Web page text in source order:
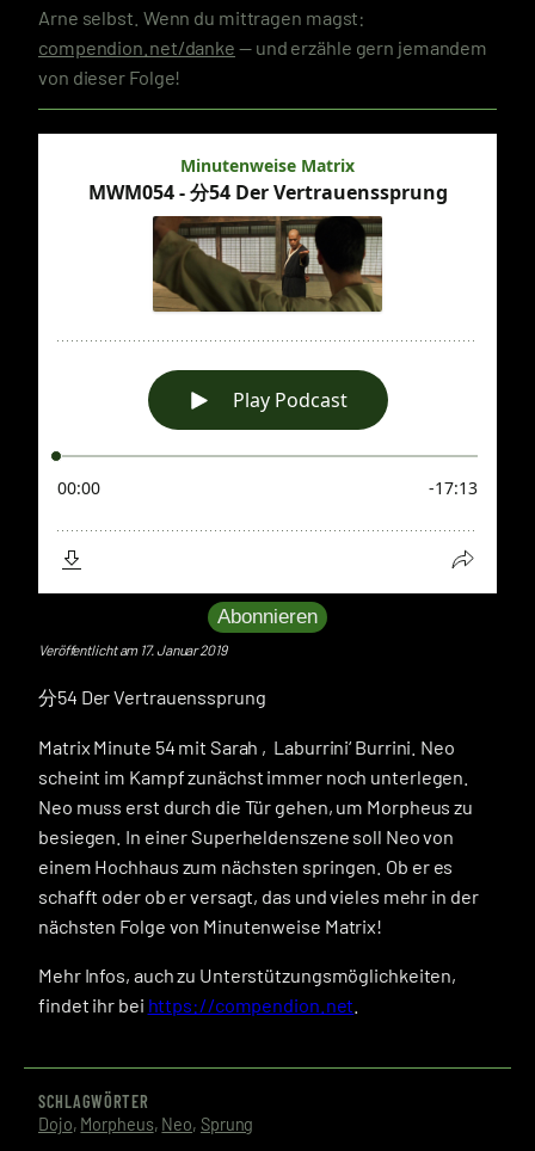
Arne selbst. Wenn du mittragen magst:
compendion.net/danke — und erzähle gern jemandem
von dieser Folge!
Abonnieren
Veröffentlicht am 17. Januar 2019
分54 Der Vertrauenssprung
Matrix Minute 54 mit Sarah ‚Laburrini‘ Burrini. Neo
scheint im Kampf zunächst immer noch unterlegen.
Neo muss erst durch die Tür gehen, um Morpheus zu
besiegen. In einer Superheldenszene soll Neo von
einem Hochhaus zum nächsten springen. Ob er es
schafft oder ob er versagt, das und vieles mehr in der
nächsten Folge von Minutenweise Matrix!
Mehr Infos, auch zu Unterstützungsmöglichkeiten,
findet ihr bei https://compendion.net
SCHLAGWÖRTER
Dojo, Morpheus, Neo, Sprung